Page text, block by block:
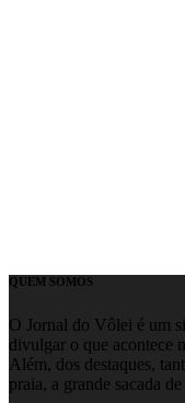
QUEM SOMOS
O Jornal do Vôlei é um
divulgar o que acontece
Além, dos destaques,
praia, a grande sacada